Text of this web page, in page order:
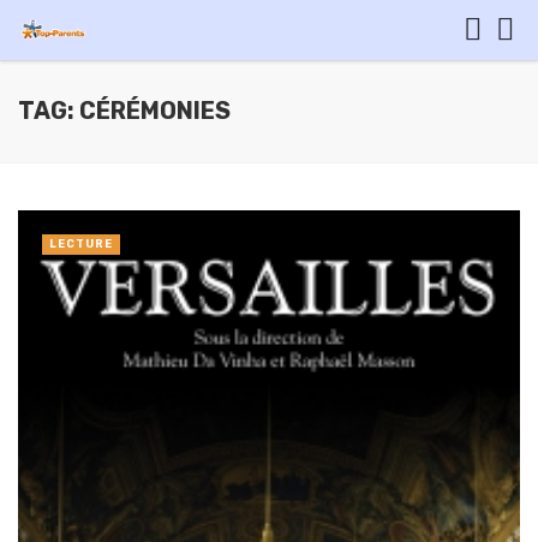
TAG: CÉRÉMONIES
LECTURE